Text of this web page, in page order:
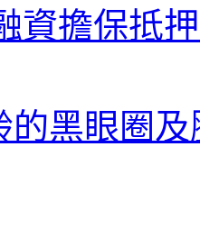
資擔保抵
的黑眼圈